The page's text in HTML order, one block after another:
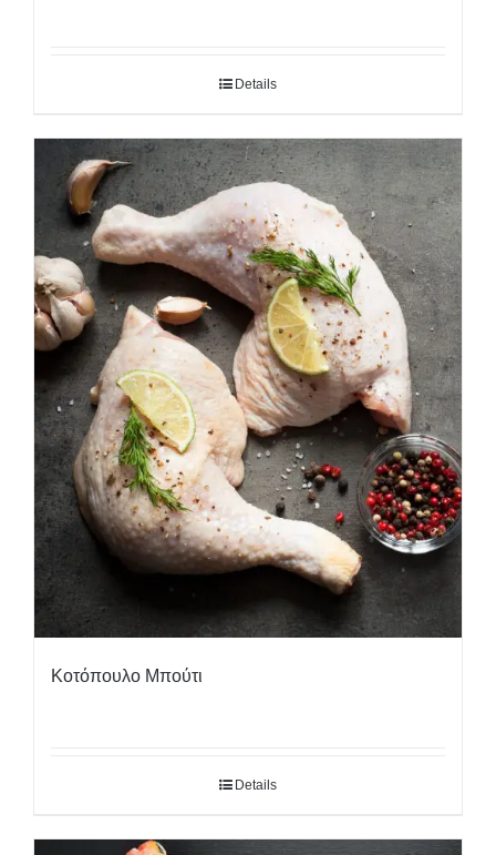
Details
Κοτόπουλο Μπούτι
Details